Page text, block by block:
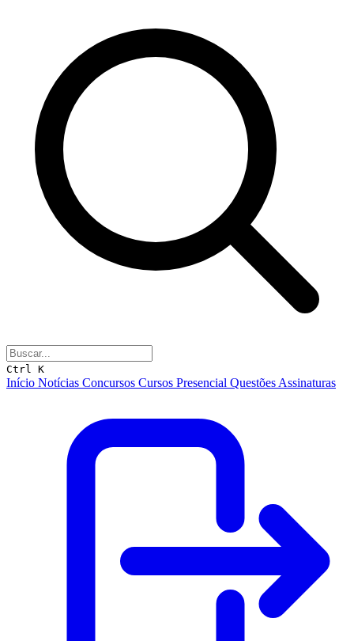
Ctrl K
Início Notícias Concursos Cursos Presencial Questões Assinaturas